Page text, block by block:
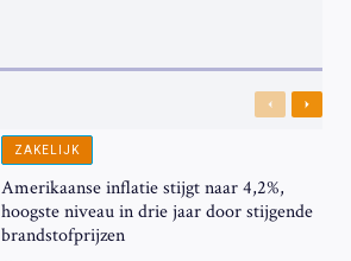
Previous
Next
ZAKELIJK
Amerikaanse inflatie stijgt naar 4,2%,
hoogste niveau in drie jaar door stijgende
brandstofprijzen